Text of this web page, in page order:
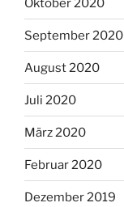
Oktober 2020
September 2020
August 2020
Juli 2020
März 2020
Februar 2020
Dezember 2019